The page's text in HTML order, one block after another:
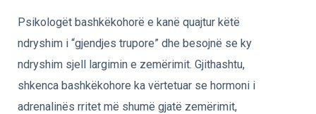
Psikologët bashkëkohorë e kanë quajtur këtë
ndryshim i “gjendjes trupore” dhe besojnë se ky
ndryshim sjell largimin e zemërimit. Gjithashtu,
shkenca bashkëkohore ka vërtetuar se hormoni i
adrenalinës rritet më shumë gjatë zemërimit,